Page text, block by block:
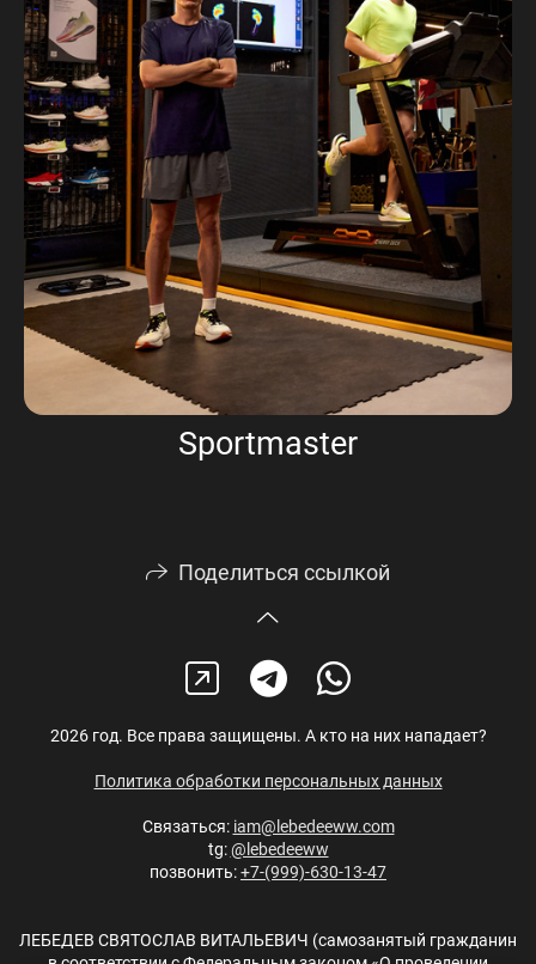
Sportmaster
Поделиться ссылкой
2026 год. Все права защищены. А кто на них нападает?
Политика обработки персональных данных
Связаться: iam@lebedeeww.com
tg:@lebedeeww
позвонить:+7-(999)-630-13-47
ЛЕБЕДЕВ СВЯТОСЛАВ ВИТАЛЬЕВИЧ (самозанятый гражданин